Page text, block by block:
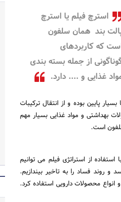
استرچ فیلم یا استرچ
بند همان سلفون
که کاربردهای
از جمله بسته بندی
غذایی و .... دارد.
پایین بوده و از انتقال ترکیبات
بهداشتی و مواد غذایی بسیار مهم
است.
از استراتژی فیلم می توانیم
روند فساد را به تاخیر بیندازیم.
محصولات دارویی استفاده کرد.